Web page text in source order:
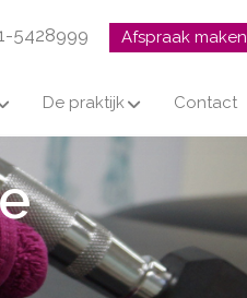
5428999 Afspraak maken
De praktijk Contact